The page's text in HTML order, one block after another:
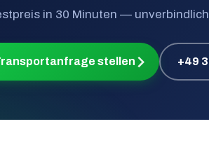
in 30 Minuten —
stellen +49